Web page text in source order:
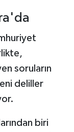
soruların
deliller
biri